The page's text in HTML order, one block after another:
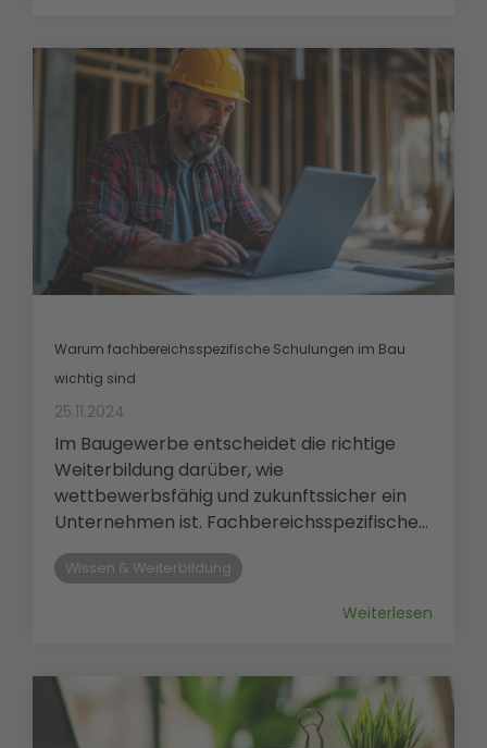
Warum fachbereichsspezifische Schulungen im Bau
wichtig sind
25.11.2024
Im Baugewerbe entscheidet die richtige
Weiterbildung darüber, wie
wettbewerbsfähig und zukunftssicher ein
Unternehmen ist. Fachbereichsspezifische...
Wissen & Weiterbildung
Weiterlesen